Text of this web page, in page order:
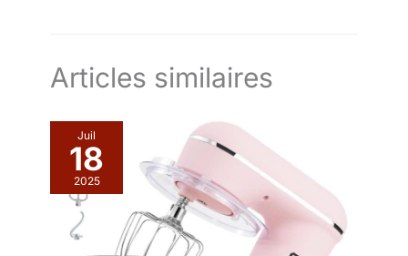
Articles similaires
Juil
18
2025